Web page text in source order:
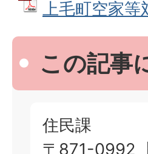
上毛町空家
この記事
住民課
〒871-0992